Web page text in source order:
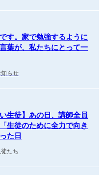
す。家で勉強するように
葉が、私たちにとって一
知らせ
生徒】あの日、講師全員
生徒のために全力で向き
た日
たち